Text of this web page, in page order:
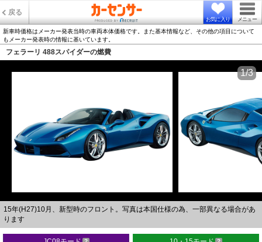
戻る
お気に入り メニュー
新車時価格はメーカー発表当時の車両本体価格です。また基本情報など、その他の項目について
もメーカー発表時の情報に基いています。
フェラーリ 488スパイダーの燃費
15年(H27)10月、新型時のフロント。写真は本国仕様の為、一部異なる場合があ
ります
1/3